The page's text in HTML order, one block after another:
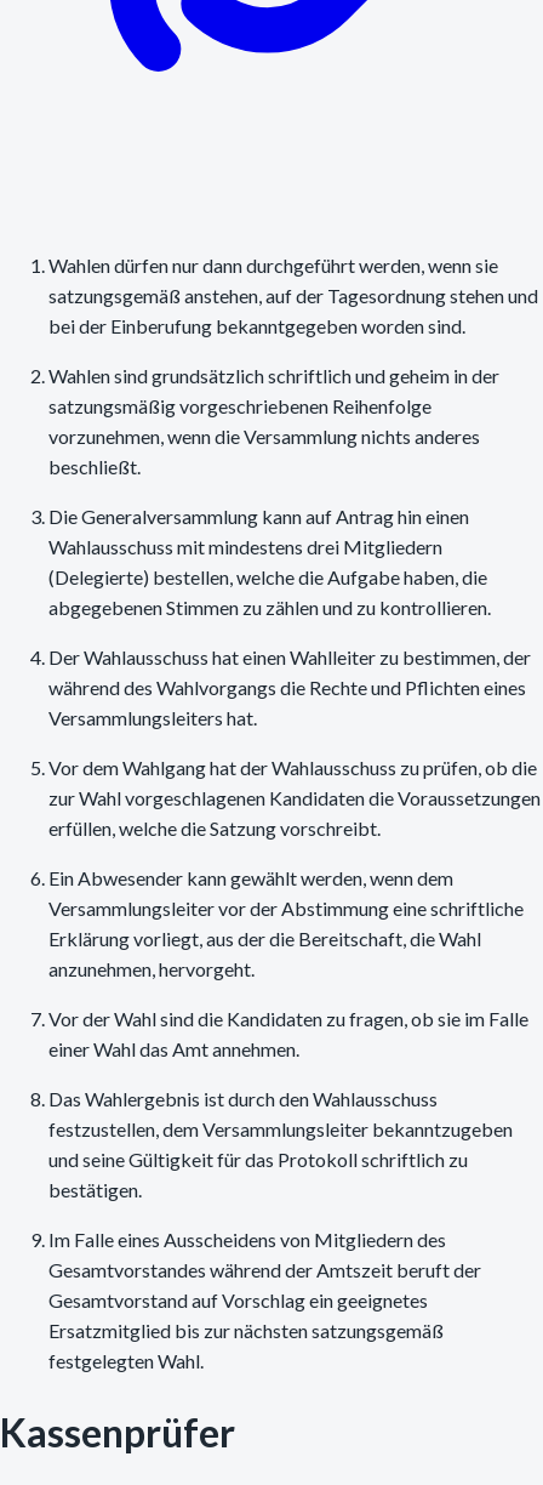
Wahlen dürfen nur dann durchgeführt werden, wenn sie
satzungsgemäß anstehen, auf der Tagesordnung stehen und
bei der Einberufung bekanntgegeben worden sind.
Wahlen sind grundsätzlich schriftlich und geheim in der
satzungsmäßig vorgeschriebenen Reihenfolge
vorzunehmen, wenn die Versammlung nichts anderes
beschließt.
Die Generalversammlung kann auf Antrag hin einen
Wahlausschuss mit mindestens drei Mitgliedern
(Delegierte) bestellen, welche die Aufgabe haben, die
abgegebenen Stimmen zu zählen und zu kontrollieren.
Der Wahlausschuss hat einen Wahlleiter zu bestimmen, der
während des Wahlvorgangs die Rechte und Pflichten eines
Versammlungsleiters hat.
Vor dem Wahlgang hat der Wahlausschuss zu prüfen, ob die
zur Wahl vorgeschlagenen Kandidaten die Voraussetzungen
erfüllen, welche die Satzung vorschreibt.
Ein Abwesender kann gewählt werden, wenn dem
Versammlungsleiter vor der Abstimmung eine schriftliche
Erklärung vorliegt, aus der die Bereitschaft, die Wahl
anzunehmen, hervorgeht.
Vor der Wahl sind die Kandidaten zu fragen, ob sie im Falle
einer Wahl das Amt annehmen.
Das Wahlergebnis ist durch den Wahlausschuss
festzustellen, dem Versammlungsleiter bekanntzugeben
und seine Gültigkeit für das Protokoll schriftlich zu
bestätigen.
Im Falle eines Ausscheidens von Mitgliedern des
Gesamtvorstandes während der Amtszeit beruft der
Gesamtvorstand auf Vorschlag ein geeignetes
Ersatzmitglied bis zur nächsten satzungsgemäß
festgelegten Wahl.
Kassenprüfer